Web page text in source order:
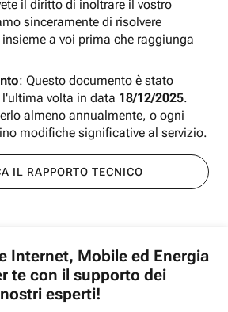
il diritto di inoltrare il vostro
sinceramente di risolvere
a voi prima che raggiunga
: Questo documento è stato
volta in data 18/12/2025.
almeno annualmente, o ogni
modifiche significative al servizio.
IL RAPPORTO TECNICO
Internet, Mobile ed Energia
te con il supporto dei
nostri esperti!